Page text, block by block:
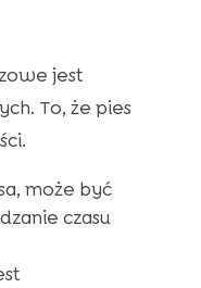
jest
To, że pies
może być
czasu